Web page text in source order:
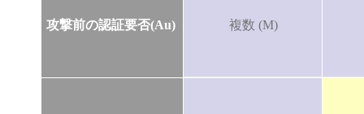
攻撃前の認証要否(Au) 複数 (M)